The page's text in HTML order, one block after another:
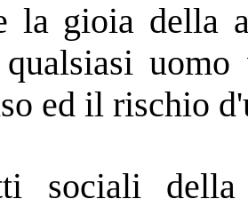
la gioia della
qualsiasi
ed il rischio
sociali della